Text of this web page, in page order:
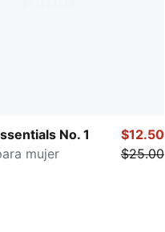
No. 1
mujer
$12.50
$25.00